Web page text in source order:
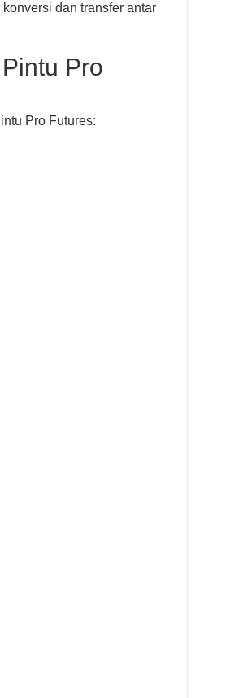
dan transfer antar
Pro
Pro Futures: